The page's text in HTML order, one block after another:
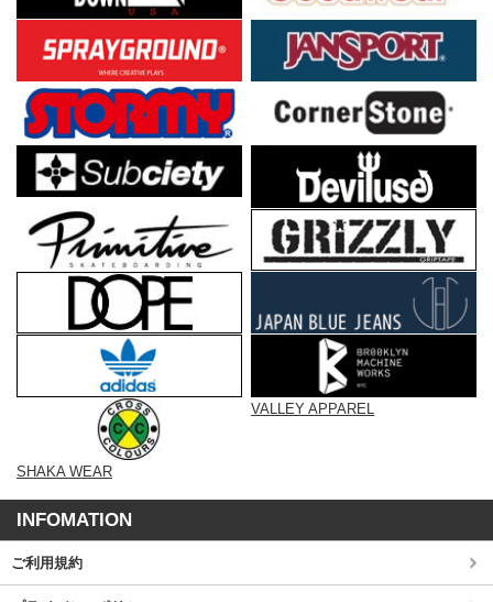
VALLEY APPAREL
SHAKA WEAR
INFOMATION
ご利用規約